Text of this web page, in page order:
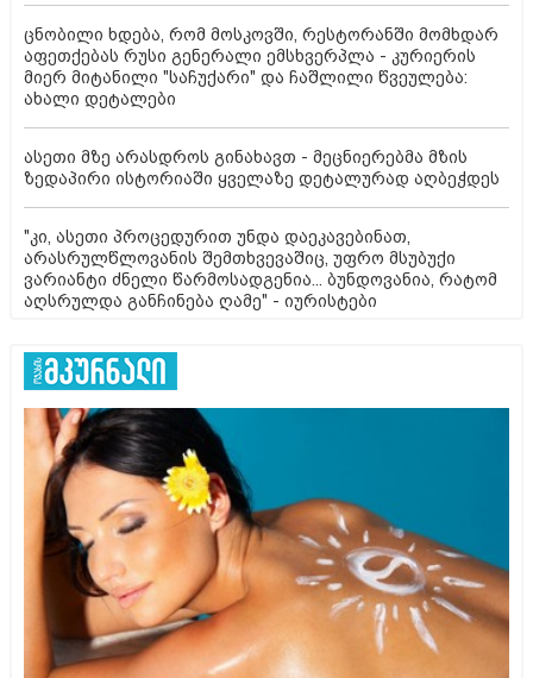
ცნობილი ხდება, რომ მოსკოვში, რესტორანში მომხდარ
აფეთქებას რუსი გენერალი ემსხვერპლა - კურიერის
მიერ მიტანილი "საჩუქარი" და ჩაშლილი წვეულება:
ახალი დეტალები
ასეთი მზე არასდროს გინახავთ - მეცნიერებმა მზის
ზედაპირი ისტორიაში ყველაზე დეტალურად აღბეჭდეს
"კი, ასეთი პროცედურით უნდა დაეკავებინათ,
არასრულწლოვანის შემთხვევაშიც, უფრო მსუბუქი
ვარიანტი ძნელი წარმოსადგენია... ბუნდოვანია, რატომ
აღსრულდა განჩინება ღამე" - იურისტები